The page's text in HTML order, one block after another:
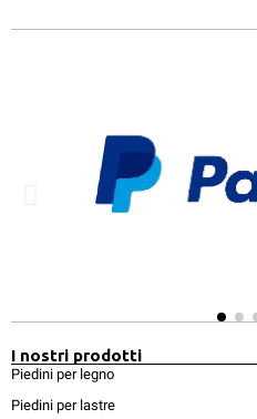
I nostri prodotti
Piedini per legno
Piedini per lastre